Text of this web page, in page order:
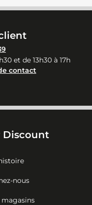
et de 13h30 à 17h
contact
Discount
nous
magasins